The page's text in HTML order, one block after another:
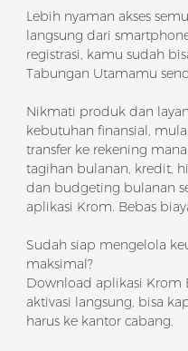
Lebih nyaman akses
langsung dari
registrasi, kamu sudah
Tabungan Utamamu
Nikmati produk dan
kebutuhan finansial,
transfer ke rekening
tagihan bulanan, kredit,
dan budgeting bulanan
aplikasi Krom. Bebas
Sudah siap mengelola
maksimal?
Download aplikasi Krom
aktivasi langsung, bisa
harus ke kantor cabang.